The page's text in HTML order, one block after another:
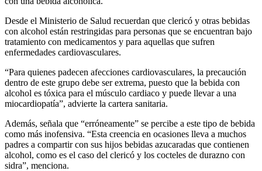
Desde el Ministerio de Salud recuerdan que clericó y otras bebidas
con alcohol están restringidas para personas que se encuentran bajo
tratamiento con medicamentos y para aquellas que sufren
enfermedades cardiovasculares.
“Para quienes padecen afecciones cardiovasculares, la precaución
dentro de este grupo debe ser extrema, puesto que la bebida con
alcohol es tóxica para el músculo cardiaco y puede llevar a una
miocardiopatía”, advierte la cartera sanitaria.
Además, señala que “erróneamente” se percibe a este tipo de bebida
como más inofensiva. “Esta creencia en ocasiones lleva a muchos
padres a compartir con sus hijos bebidas azucaradas que contienen
alcohol, como es el caso del clericó y los cocteles de durazno con
sidra”, menciona.